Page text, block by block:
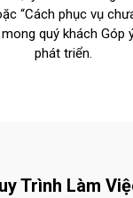
“Cách phục vụ
quý khách
phát triển.
Trình Làm